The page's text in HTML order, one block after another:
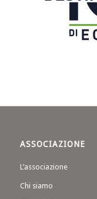
ASSOCIAZIONE
L’associazione
Chi siamo